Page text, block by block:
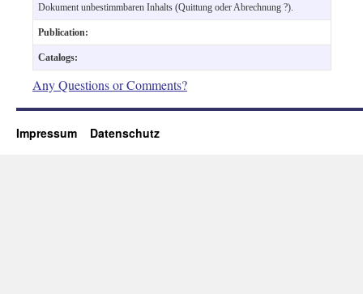
Dokument unbestimmbaren Inhalts (Quittung oder Abrechnung ?).
Publication:
Catalogs:
Any Questions or Comments?
Impressum Datenschutz